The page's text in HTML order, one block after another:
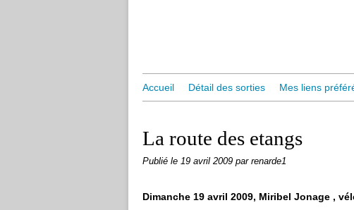
Accueil Détail des sorties Mes liens
La route des etangs
Publié le 19 avril 2009 par renarde1
Dimanche 19 avril 2009, Miribel Jonage ,